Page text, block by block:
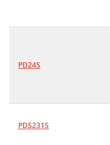
PD24S
PDS231S